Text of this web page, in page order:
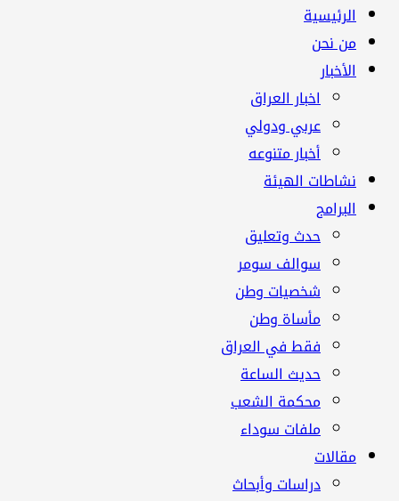
القائمة
الرئيسية
الرئيسية
من نحن
الأخبار
اخبار العراق
عربي ودولي
أخبار متنوعه
نشاطات الهيئة
البرامج
حدث وتعليق
سوالف سومر
شخصيات وطن
مأساة وطن
فقط في العراق
حديث الساعة
محكمة الشعب
ملفات سوداء
مقالات
دراسات وأبحاث